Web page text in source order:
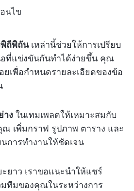
นไข
ถีพิถันเหล่านี้ช่วยให้การเปรียบ
อที่แข่งขันกันทำได้ง่ายขึ้น คุณ
ยเพื่อกำหนดรายละเอียดของข้อ
าง ในเทมเพลตให้เหมาะสมกับ
ณ เพิ่มกราฟ รูปภาพ ตาราง และ
การทำงานให้ชัดเจน
ยาว เราขอแนะนำให้แชร์
มทีมของคุณในระหว่างการ